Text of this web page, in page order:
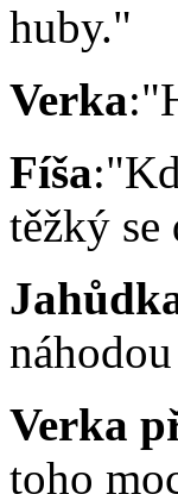
huby."
Verka
Fíša
těžký se
Verka
toho